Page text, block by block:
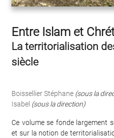
Entre Islam et
La territorialisation
siècle
Boissellier Stéphane (sous la
Isabel (sous la direction)
Ce volume se fonde largement
et sur la notion de